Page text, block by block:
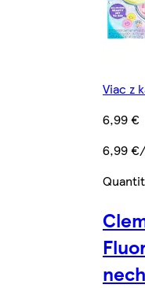
Viac z
6,99 €
6,99